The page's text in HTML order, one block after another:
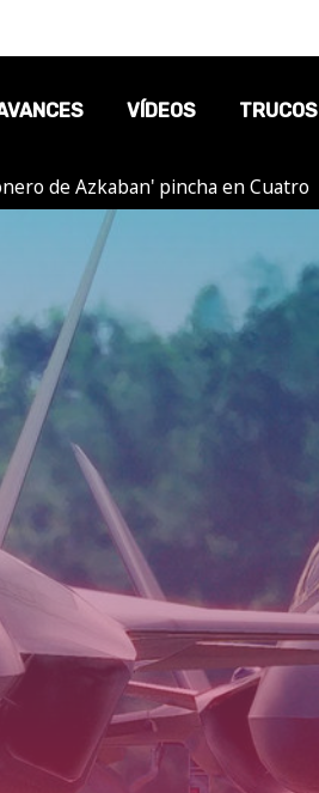
VÍDEOS TRUCOS
de Azkaban' pincha en Cuatro